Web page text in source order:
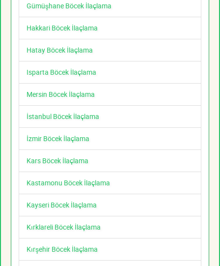
Gümüşhane Böcek İlaçlama
Hakkari Böcek İlaçlama
Hatay Böcek İlaçlama
Isparta Böcek İlaçlama
Mersin Böcek İlaçlama
İstanbul Böcek İlaçlama
İzmir Böcek İlaçlama
Kars Böcek İlaçlama
Kastamonu Böcek İlaçlama
Kayseri Böcek İlaçlama
Kırklareli Böcek İlaçlama
Kırşehir Böcek İlaçlama